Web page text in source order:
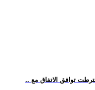
توافق الاتفاق مع